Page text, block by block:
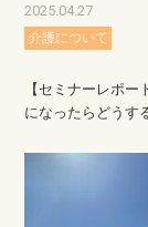
2025.04.27
介護について
【セミナーレポー
になったらどうす